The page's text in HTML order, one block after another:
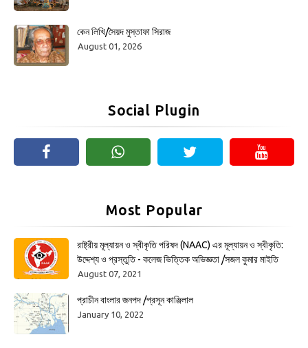
কেন লিখি/সৈয়দ মুস্তাফা সিরাজ
August 01, 2026
Social Plugin
Most Popular
রাষ্ট্রীয় মূল্যায়ন ও স্বীকৃতি পরিষদ (NAAC) এর মূল্যায়ন ও স্বীকৃতি:
উদ্দেশ্য ও প্রস্তুতি - কলেজ ভিত্তিক অভিজ্ঞতা /সজল কুমার মাইতি
August 07, 2021
প্রাচীন বাংলার জনপদ /প্রসূন কাঞ্জিলাল
January 10, 2022